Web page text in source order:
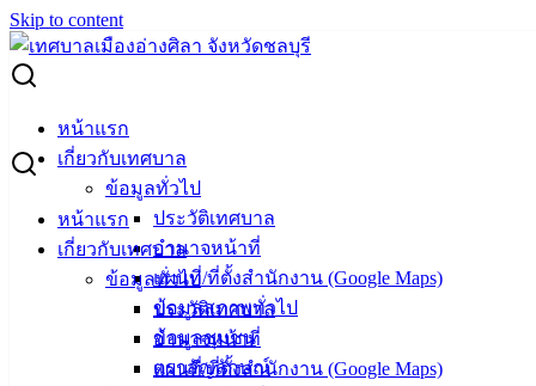
Skip to content
หน้าแรก
เกี่ยวกับเทศบาล
ข้อมูลทั่วไป
ประวัติเทศบาล
อำนาจหน้าที่
แผนที่/ที่ตั้งสำนักงาน (Google Maps)
ข้อมูลสภาพทั่วไป
ข้อมูลชุมชน
ตราสัญลักษณ์
หน้าแรก
เกี่ยวกับเทศบาล
ข้อมูลทั่วไป
ประวัติเทศบาล
อำนาจหน้าที่
แผนที่/ที่ตั้งสำนักงาน (Google Maps)
Search for:
เทศบาลเมืองอ่างศิลา ร่วมกับมูลนิธิเส้นด้าย เปิดให้บริการรถ
รับ-ส่ง พบแพทย์ตามนัด ฟรี! ไม่มีค่าใช้จ่าย
เทศบาลเมืองอ่างศิลา ร่วมกับมูลนิธิเส้น
ด้าย เปิดให้บริการรถ รับ-ส่ง พบแพทย์ตาม
นัด ฟรี! ไม่มีค่าใช้จ่าย
มิถุนายน 25, 2026มิถุนายน 25, 2026
vichakarn3